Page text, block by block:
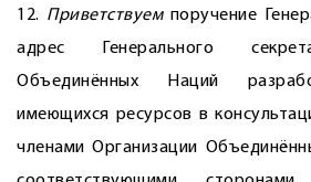
12. Приветствуемпоручение
адрес Генерального
Объединённых Наций
имеющихся ресурсов в
членами Организации